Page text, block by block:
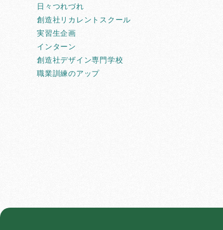
日々つれづれ
創造社リカレントスクール
実習生企画
インターン
創造社デザイン専門学校
職業訓練のアップ